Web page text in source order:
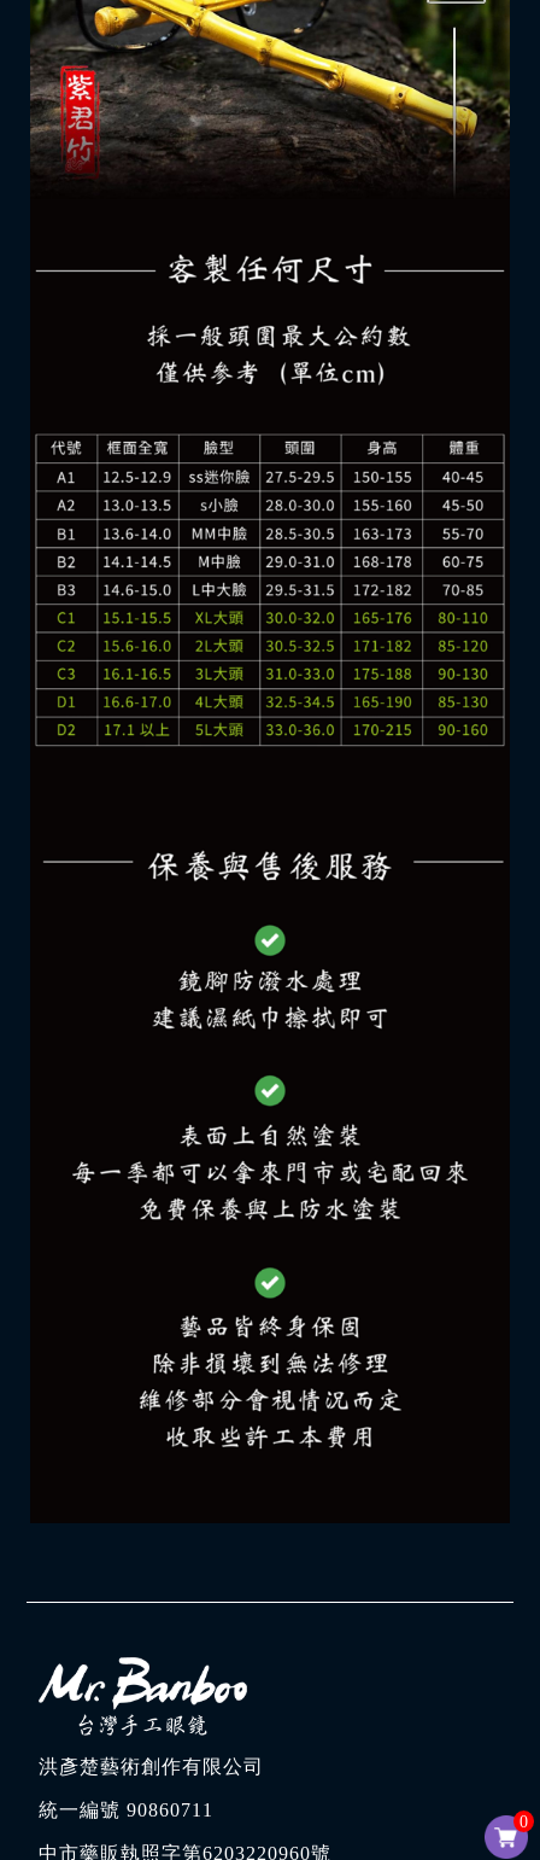
0
洪彥楚藝術創作有限公司
統一編號 90860711
中市藥販執照字第6203220960號